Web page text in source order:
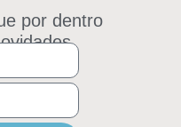
por dentro